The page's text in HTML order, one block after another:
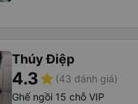
Thúy Điệp
4.3star (43 đánh giá)
Ghế ngồi 15 chỗ VIP